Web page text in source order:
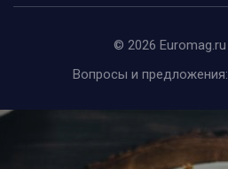
© 2026 Euromag.ru
Вопросы и предложения: